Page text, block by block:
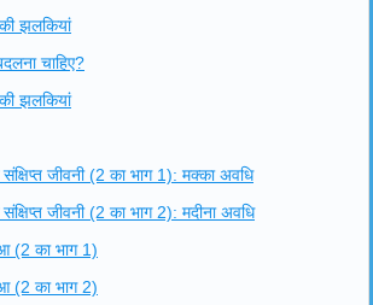
झलकियां
चाहिए?
झलकियां
जीवनी (2 का भाग 1): मक्का अवधि
जीवनी (2 का भाग 2): मदीना अवधि
(2 का भाग 1)
(2 का भाग 2)